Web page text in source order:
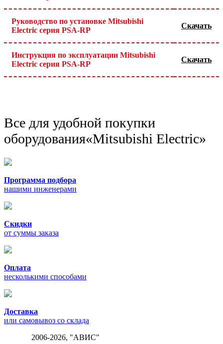
Руководство по установке Mitsubishi
Electric серия PSA-RP
Скачать
Инструкция по эксплуатации Mitsubishi
Electric серия PSA-RP
Скачать
Все для удобной покупки
оборудования«Mitsubishi Electric»
Программа подбора
нашими инженерами
Скидки
от суммы заказа
Оплата
несколькими способами
Доставка
или самовывоз со склада
2006-2026, "АВИС"